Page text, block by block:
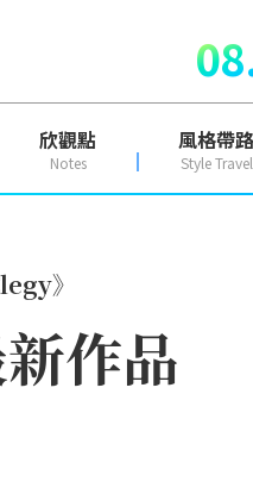
欣觀點
Notes
風格帶路
Style Travel
》
作品